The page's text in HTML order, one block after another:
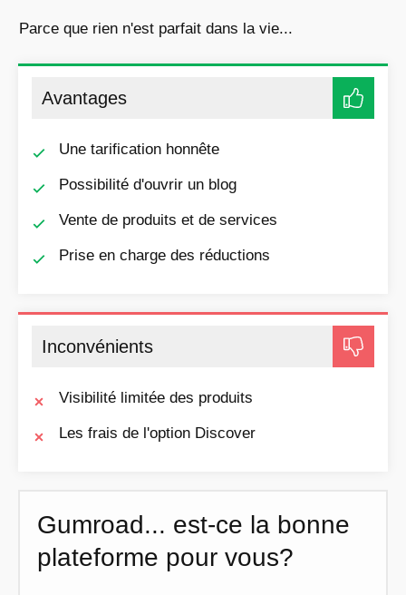
Parce que rien n'est parfait dans la vie...
Avantages
Une tarification honnête
Possibilité d'ouvrir un blog
Vente de produits et de services
Prise en charge des réductions
Inconvénients
Visibilité limitée des produits
Les frais de l'option Discover
Gumroad... est-ce la bonne
plateforme pour vous?